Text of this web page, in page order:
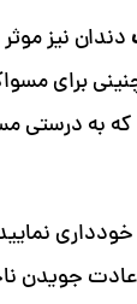
دندان نیز
برای
که به
خودداری
جویدن